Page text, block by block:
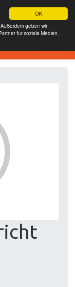
OK
geben wir
für soziale Medien,